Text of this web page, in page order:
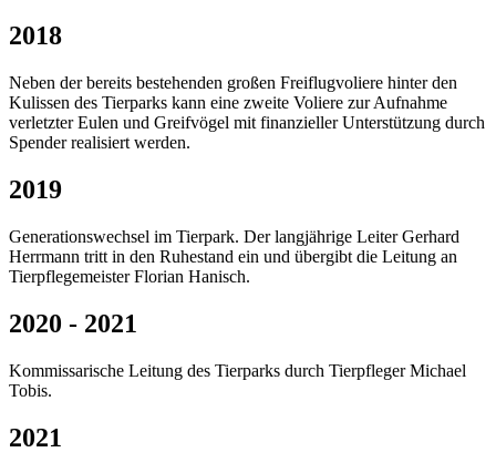
2018
Neben der bereits bestehenden großen Freiflugvoliere hinter den
Kulissen des Tierparks kann eine zweite Voliere zur Aufnahme
verletzter Eulen und Greifvögel mit finanzieller Unterstützung durch
Spender realisiert werden.
2019
Generationswechsel im Tierpark. Der langjährige Leiter Gerhard
Herrmann tritt in den Ruhestand ein und übergibt die Leitung an
Tierpflegemeister Florian Hanisch.
2020 - 2021
Kommissarische Leitung des Tierparks durch Tierpfleger Michael
Tobis.
2021